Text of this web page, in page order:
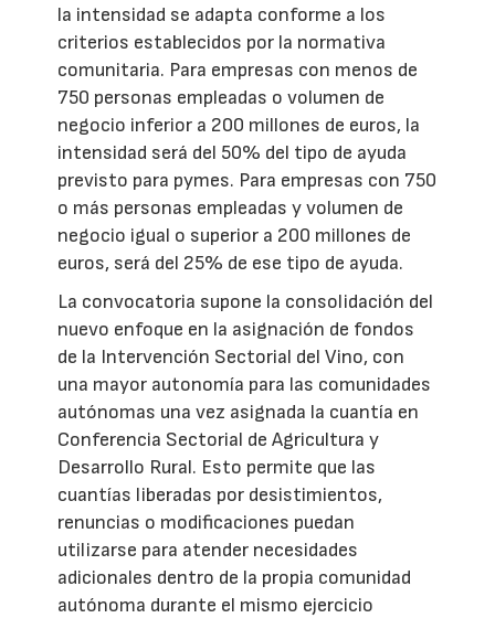
la intensidad se adapta conforme a los
criterios establecidos por la normativa
comunitaria. Para empresas con menos de
750 personas empleadas o volumen de
negocio inferior a 200 millones de euros, la
intensidad será del 50% del tipo de ayuda
previsto para pymes. Para empresas con 750
o más personas empleadas y volumen de
negocio igual o superior a 200 millones de
euros, será del 25% de ese tipo de ayuda.
La convocatoria supone la consolidación del
nuevo enfoque en la asignación de fondos
de la Intervención Sectorial del Vino, con
una mayor autonomía para las comunidades
autónomas una vez asignada la cuantía en
Conferencia Sectorial de Agricultura y
Desarrollo Rural. Esto permite que las
cuantías liberadas por desistimientos,
renuncias o modificaciones puedan
utilizarse para atender necesidades
adicionales dentro de la propia comunidad
autónoma durante el mismo ejercicio